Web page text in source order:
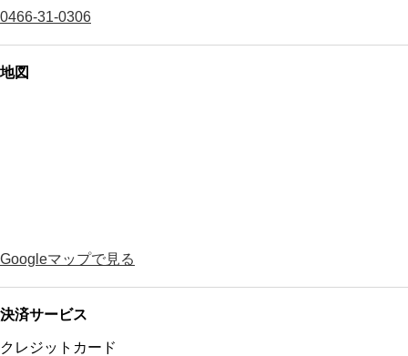
0466-31-0306
地図
Googleマップで見る
決済サービス
クレジットカード